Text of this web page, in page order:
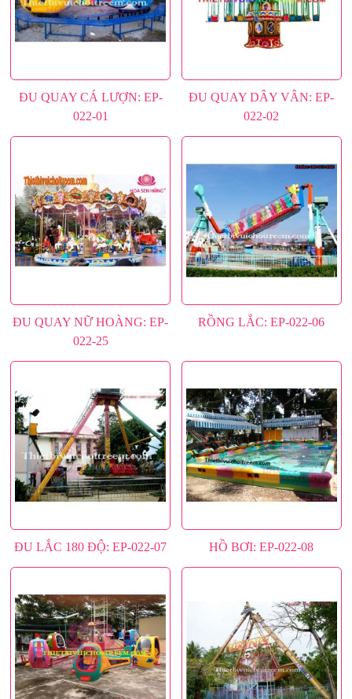
MÁY GAME
BÀN CHƠI
MÁY GAME LOẠI KHÁC
NHÀ HƠI NHÀ PHAO
CỔNG HƠI - CỔNG SỰ KIỆN
Tin tức
Liên hệ
ĐU QUAY CÁ LƯỢN: EP-
022-01
ĐU QUAY DÂY VÂN: EP-
022-02
ĐU QUAY NỮ HOÀNG: EP-
022-25
RỒNG LẮC: EP-022-06
ĐU LẮC 180 ĐỘ: EP-022-07 HỒ BƠI: EP-022-08